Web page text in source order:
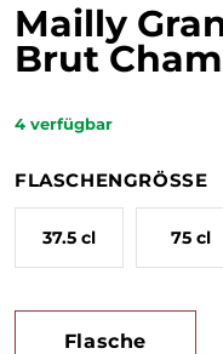
Mailly
Brut
4 verfügbar
FLASCHENGRÖSSE
75 cl
37.5 cl
Flasche